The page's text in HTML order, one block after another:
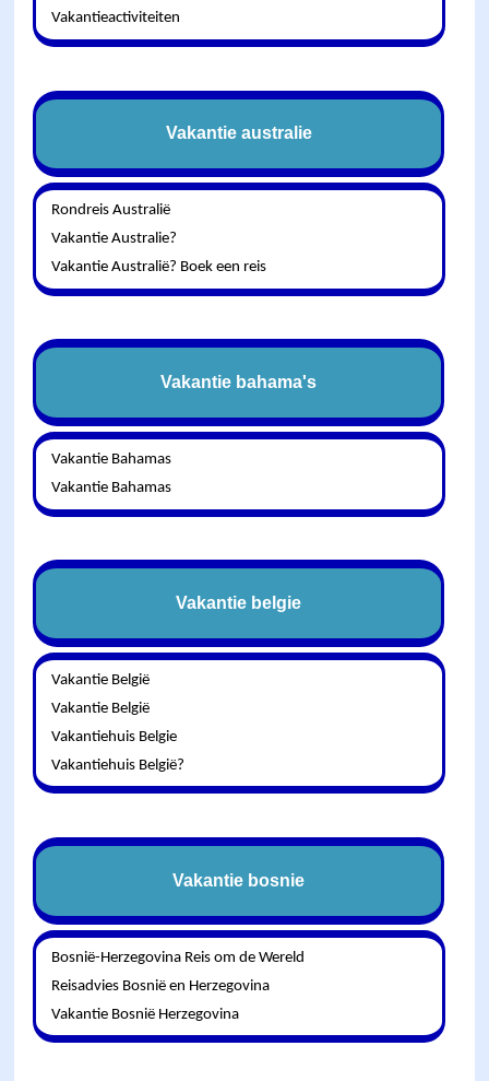
Vakantieactiviteiten
Vakantie australie
Rondreis Australië
Vakantie Australie?
Vakantie Australië? Boek een reis
Vakantie bahama's
Vakantie Bahamas
Vakantie Bahamas
Vakantie belgie
Vakantie België
Vakantie België
Vakantiehuis Belgie
Vakantiehuis België?
Vakantie bosnie
Bosnië-Herzegovina Reis om de Wereld
Reisadvies Bosnië en Herzegovina
Vakantie Bosnië Herzegovina